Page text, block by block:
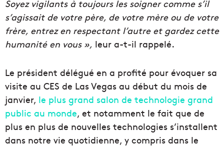
Soyez vigilants à toujours les soigner comme s’il
s’agissait de votre père, de votre mère ou de votre
frère, entrez en respectant l’autre et gardez cette
humanité en vous », leur a-t-il rappelé.
Le président délégué en a profité pour évoquer sa
visite au CES de Las Vegas au début du mois de
janvier, le plus grand salon de technologie grand
public au monde, et notamment le fait que de
plus en plus de nouvelles technologies s’installent
dans notre vie quotidienne, y compris dans le